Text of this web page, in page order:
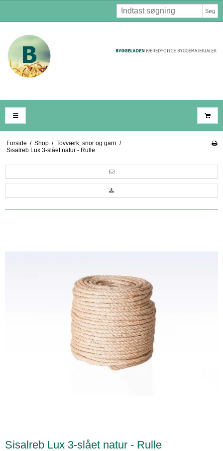
Søg
Forside / Shop / Tovværk, snor og garn /
Sisalreb Lux 3-slået natur - Rulle
Sisalreb Lux 3-slået natur - Rulle